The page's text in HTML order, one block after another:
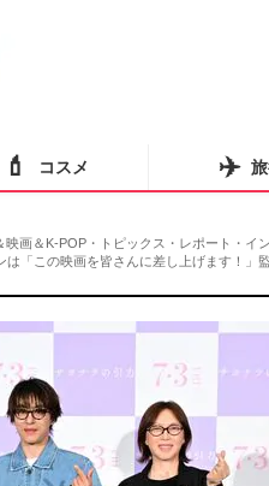
💄 コスメ ✈️
映画＆K-POP・トピックス・レポート・イ
「この映画を皆さんに差し上げます！」